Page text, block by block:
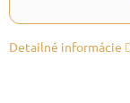
Detailné informácie